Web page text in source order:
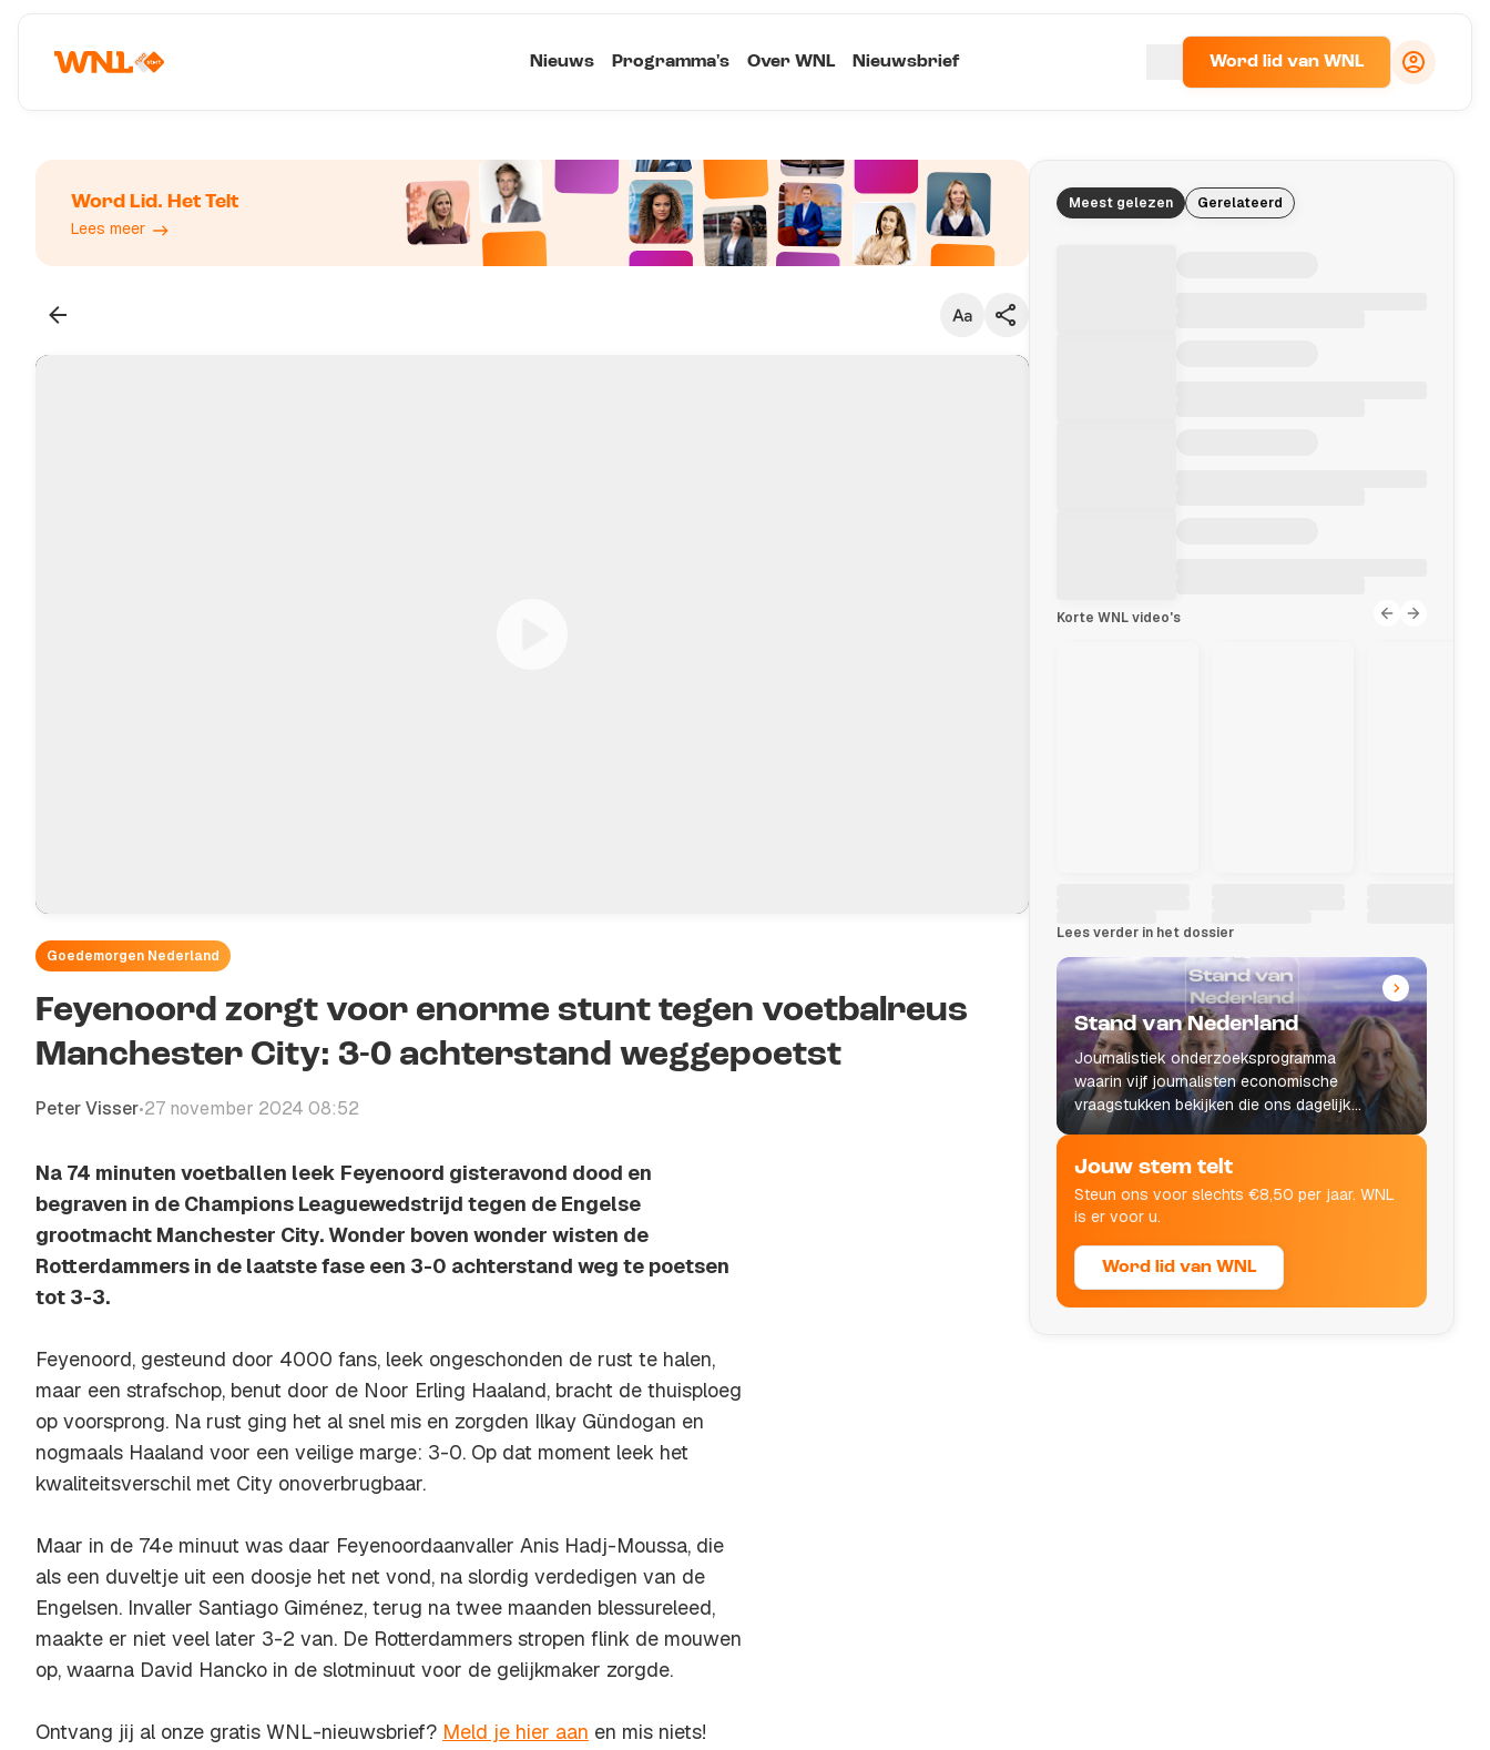
Nieuws Programma's Over WNL Nieuwsbrief Word lid van WNL
Word Lid. Het Telt
Lees meer
Goedemorgen Nederland
Feyenoord zorgt voor enorme stunt tegen voetbalreus
Manchester City: 3-0 achterstand weggepoetst
Peter Visser•27 november 2024 08:52
Na 74 minuten voetballen leek Feyenoord gisteravond dood en
begraven in de Champions Leaguewedstrijd tegen de Engelse
grootmacht Manchester City. Wonder boven wonder wisten de
Rotterdammers in de laatste fase een 3-0 achterstand weg te poetsen
tot 3-3.
Feyenoord, gesteund door 4000 fans, leek ongeschonden de rust te halen,
maar een strafschop, benut door de Noor Erling Haaland, bracht de thuisploeg
op voorsprong. Na rust ging het al snel mis en zorgden Ilkay Gündogan en
nogmaals Haaland voor een veilige marge: 3-0. Op dat moment leek het
kwaliteitsverschil met City onoverbrugbaar.
Maar in de 74e minuut was daar Feyenoordaanvaller Anis Hadj-Moussa, die
als een duveltje uit een doosje het net vond, na slordig verdedigen van de
Engelsen. Invaller Santiago Giménez, terug na twee maanden blessureleed,
maakte er niet veel later 3-2 van. De Rotterdammers stropen flink de mouwen
op, waarna David Hancko in de slotminuut voor de gelijkmaker zorgde.
Ontvang jij al onze gratis WNL-nieuwsbrief? Meld je hier aan en mis niets!
Meest gelezen Gerelateerd
Korte WNL video's
Lees verder in het dossier
Stand van Nederland
Journalistiek onderzoeksprogramma
waarin vijf journalisten economische
vraagstukken bekijken die ons dagelijks
leven raken.
Jouw stem telt
Steun ons voor slechts €8,50 per jaar. WNL
is er voor u.
Word lid van WNL